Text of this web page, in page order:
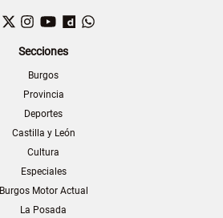
Facebook
TwitterInstagram
YouTubeDailymotion
Secciones
Burgos
Provincia
Deportes
Castilla y León
Cultura
Especiales
Burgos Motor Actual
La Posada